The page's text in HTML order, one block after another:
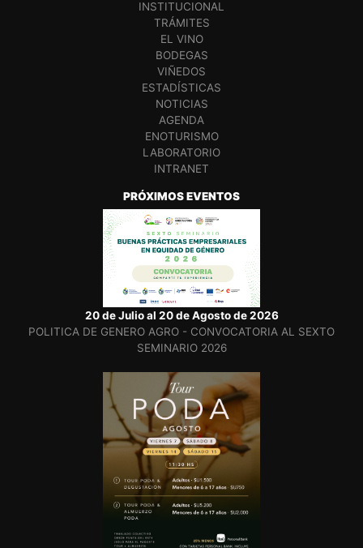
INSTITUCIONAL
TRÁMITES
EL VINO
BODEGAS
VIÑEDOS
ESTADÍSTICAS
NOTICIAS
AGENDA
ENOTURISMO
LABORATORIO
INTRANET
PRÓXIMOS EVENTOS
20 de Julio al 20 de Agosto de 2026
POLITICA DE GENERO AGRO - CONVOCATORIA AL SEXTO
SEMINARIO 2026